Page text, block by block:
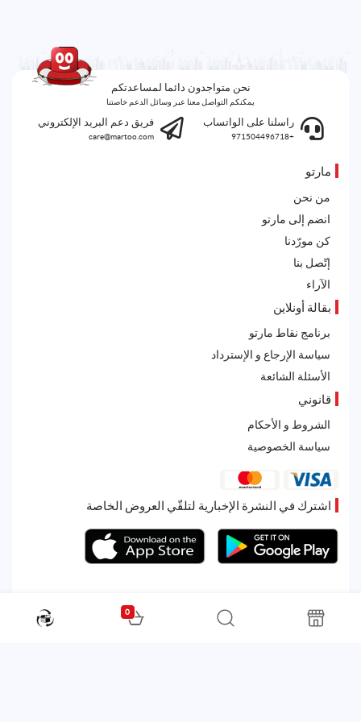
نحن متواجدون دائما لمساعدتكم
يمكنكم التواصل معنا عبر وسائل الدعم خاصتنا
راسلنا على الواتساب
+971504496718
فريق دعم البريد الإلكتروني
care@martoo.com
مارتو
من نحن
انضم إلى مارتو
كن مورّدنا
إتّصل بنا
الآراء
بقالة أونلاين
برنامج نقاط مارتو
سياسة الإرجاع و الإسترداد
الأسئلة الشائعة
قانوني
الشروط و الأحكام
سياسة الخصوصية
اشترك في النشرة الإخبارية لتلقّي العروض الخاصة
All rights reserved. Powered by Martoo © 2026
0